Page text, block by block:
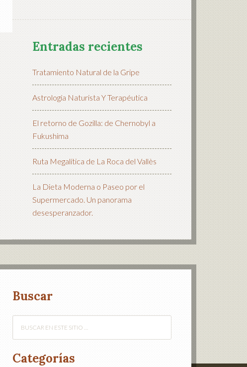
Entradas recientes
Tratamiento Natural de la Gripe
Astrología Naturista Y Terapéutica
El retorno de Gozilla: de Chernobyl a
Fukushima
Ruta Megalítica de La Roca del Vallès
La Dieta Moderna o Paseo por el
Supermercado. Un panorama
desesperanzador.
Buscar
Categorías